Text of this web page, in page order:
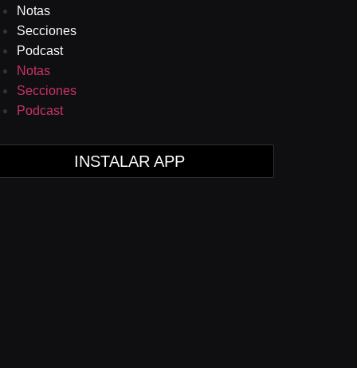
Notas
Secciones
Podcast
Notas
Secciones
Podcast
INSTALAR APP